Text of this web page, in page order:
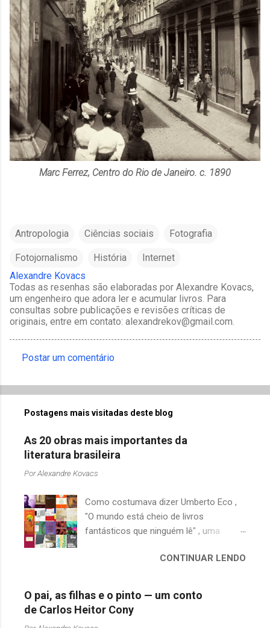
Marc Ferrez, Centro do Rio de Janeiro. c. 1890
Antropologia Ciências sociais Fotografia
Fotojornalismo História
Internet
Alexandre Kovacs
Todas as resenhas são elaboradas por Alexandre Kovacs,
um engenheiro que adora ler e acumular livros. Para
consultas sobre publicações e revisões críticas de
originais, entre em contato: alexandrekov@gmail.com.
o
n
t
á
o
s
Postar um comentário
Postagens mais visitadas deste blog
As 20 obras mais importantes da
literatura brasileira
PorAlexandre Kovacs
Como costumava dizer Umberto Eco ,
"O mundo está cheio de livros
fantásticos que ninguém lê" , uma
quando falamos de clássicos da
escritores brasileiros, somos forçados
a uma avaliação burocrática na escola e
acabamos adquirindo uma certa
CONTINUAR LENDO
O pai, as filhas e o pinto — um conto
de Carlos Heitor Cony